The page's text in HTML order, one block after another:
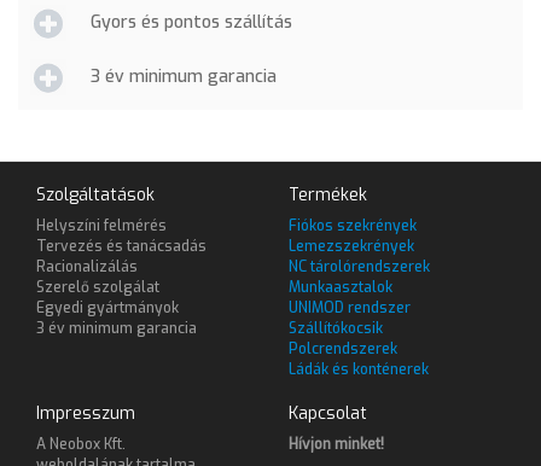
Gyors és pontos szállítás
3 év minimum garancia
Szolgáltatások
Helyszíni felmérés
Tervezés és tanácsadás
Racionalizálás
Szerelő szolgálat
Egyedi gyártmányok
3 év minimum garancia
Termékek
Fiókos szekrények
Lemezszekrények
NC tárolórendszerek
Munkaasztalok
UNIMOD rendszer
Szállítókocsik
Polcrendszerek
Ládák és konténerek
Impresszum
A Neobox Kft.
Kapcsolat
Hívjon minket!